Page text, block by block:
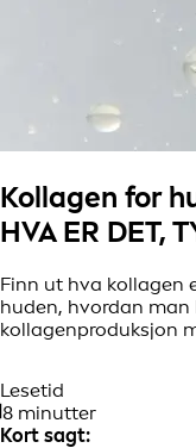
Kollagen for
HVA ER DET,
Finn ut hva kollagen
huden, hvordan
kollagenproduksjon
Lesetid
8 minutter
Kort sagt: